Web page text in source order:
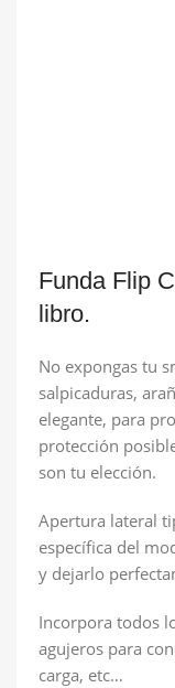
Funda Flip
libro.
No expongas tu
salpicaduras,
elegante, para
protección
son tu elección.
Apertura lateral
específica del
y dejarlo
Incorpora todos
agujeros para
carga, etc…